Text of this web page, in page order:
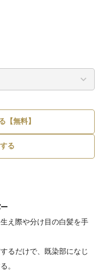
【無料】
る
え際や分け目の白髪を手
るだけで、既染部になじ
。